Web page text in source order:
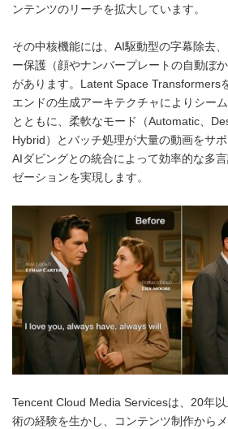
ンテンツのリーチを拡大しています。
その中核機能には、AI駆動型の字幕除去
ー保護（顔やナンバープレートの自動ぼ
があります。Latent Space Transformers
エンドの生成アーキテクチャによりシー
とともに、柔軟なモード（Automatic、
Hybrid）とバッチ処理が大量の動画をサ
AIダビングとの統合によって効率的な多
ゼーションを実現します。
Tencent Cloud Media Servicesは、20年
術の経験を生かし、コンテンツ制作から